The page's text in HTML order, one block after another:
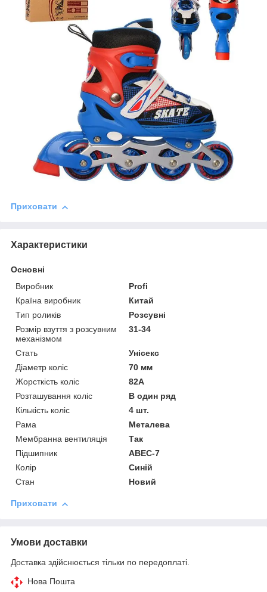
Приховати
Характеристики
Основні
Виробник
Profi
Країна виробник
Китай
Тип роликів
Розсувні
Розмір взуття з розсувним
механізмом
31-34
Стать
Унісекс
Діаметр коліс
70 мм
Жорсткість коліс
82А
Розташування коліс
В один ряд
Кількість коліс
4 шт.
Рама
Металева
Мембранна вентиляція
Так
Підшипник
ABEC-7
Колір
Синій
Стан
Новий
Приховати
Умови доставки
Доставка здійснюється тільки по передоплаті.
Нова Пошта